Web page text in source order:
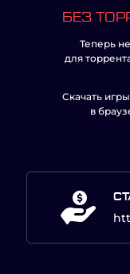
БЕЗ
Теперь
для
Скачать
в